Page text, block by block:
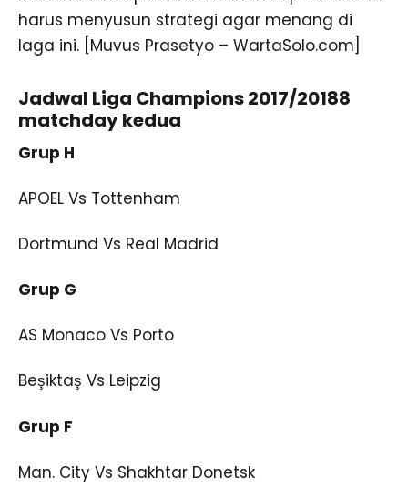
harus menyusun strategi agar menang di
laga ini. [Muvus Prasetyo – WartaSolo.com]
Jadwal Liga Champions 2017/20188
matchday kedua
Grup H
APOEL Vs Tottenham
Dortmund Vs Real Madrid
Grup G
AS Monaco Vs Porto
Beşiktaş Vs Leipzig
Grup F
Man. City Vs Shakhtar Donetsk